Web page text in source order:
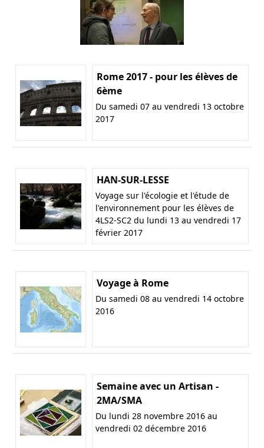
Rome 2017 - pour les élèves de
6ème
Du samedi 07 au vendredi 13 octobre
2017
HAN-SUR-LESSE
Voyage sur l'écologie et l'étude de
l'environnement pour les élèves de
4LS2-SC2 du lundi 13 au vendredi 17
février 2017
Voyage à Rome
Du samedi 08 au vendredi 14 octobre
2016
Semaine avec un Artisan -
2MA/SMA
Du lundi 28 novembre 2016 au
vendredi 02 décembre 2016